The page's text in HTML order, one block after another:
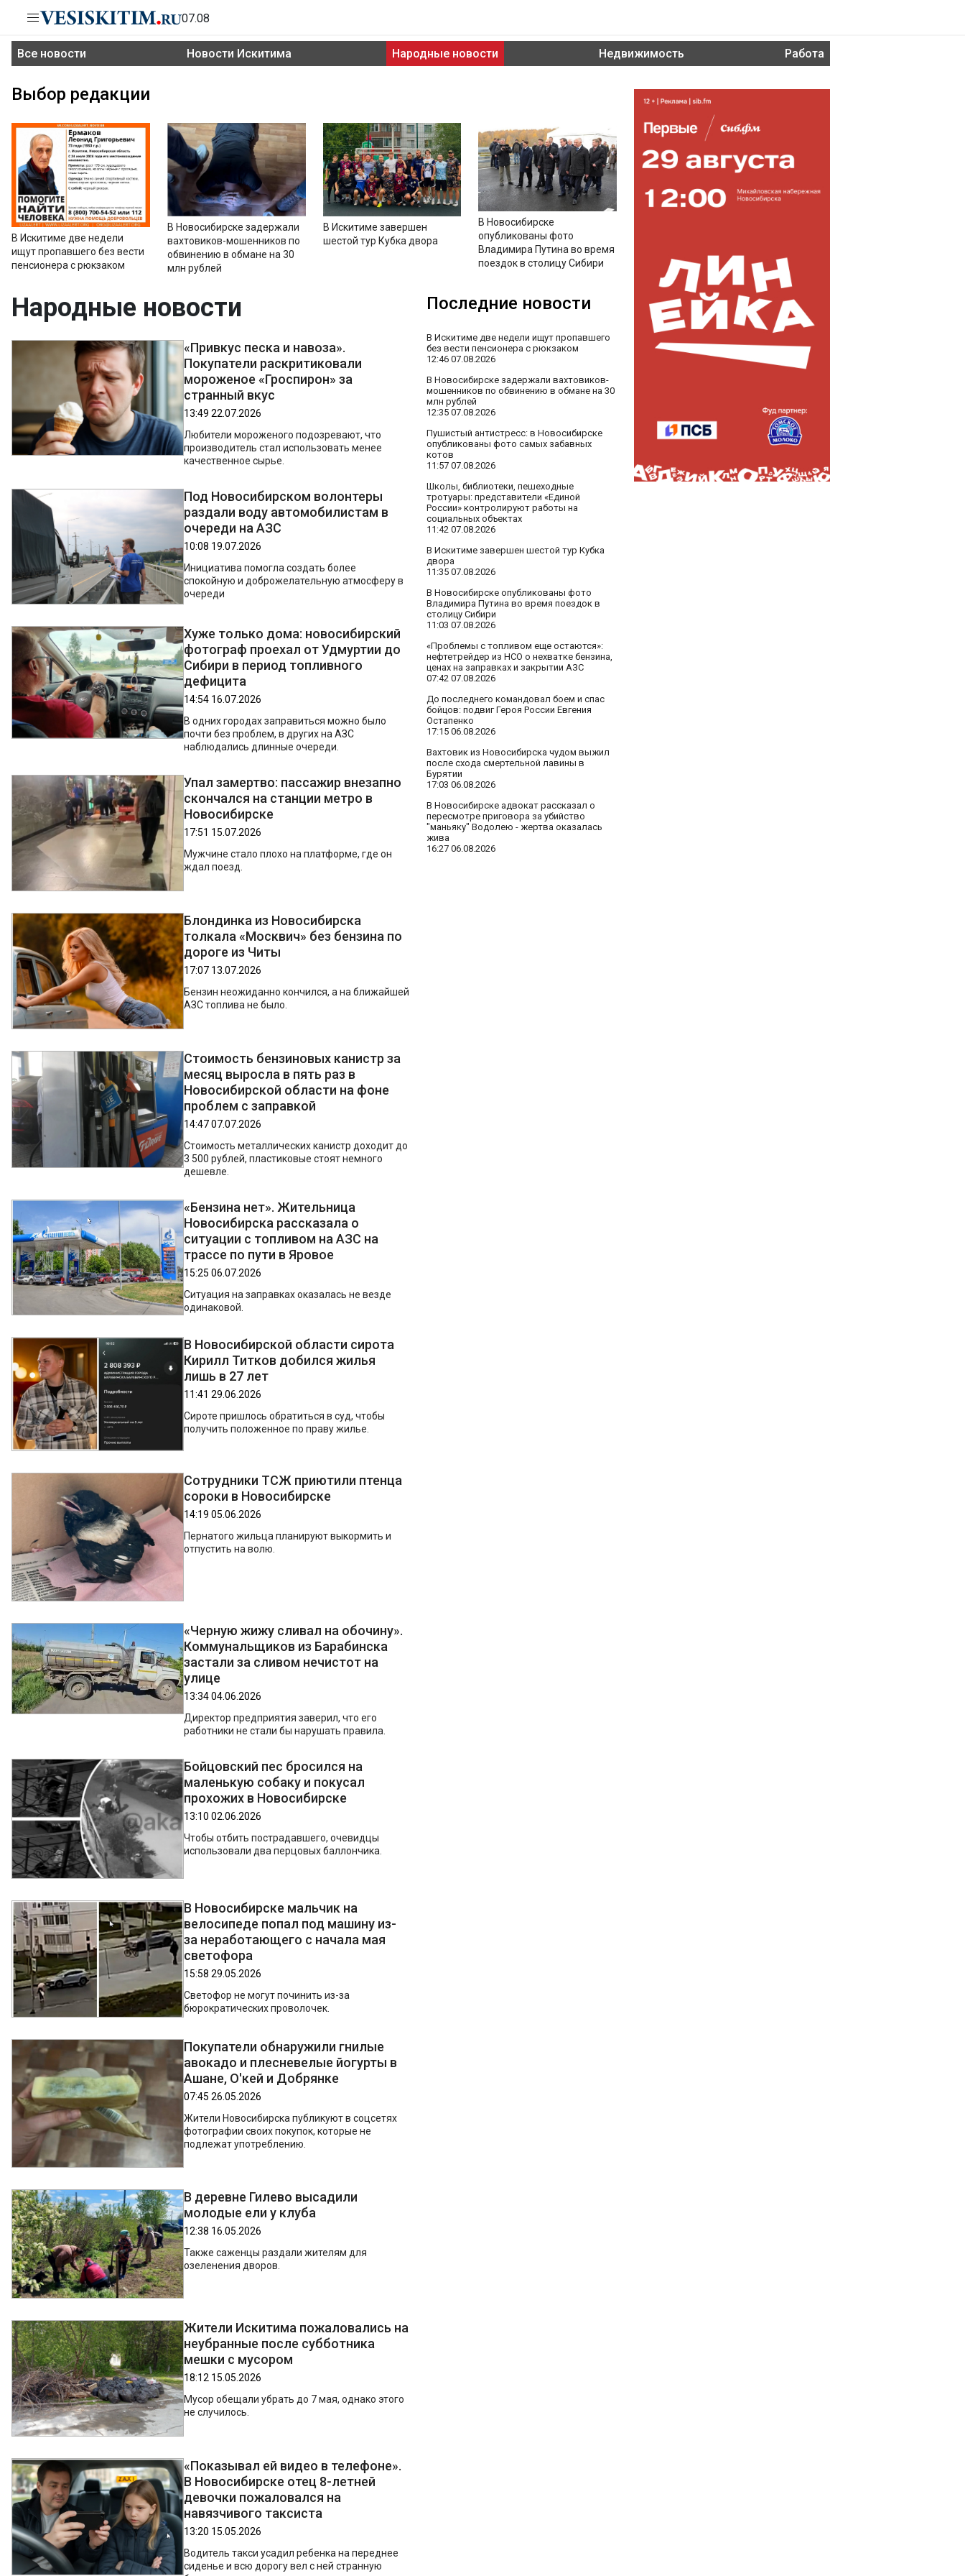
07.08
Все новости Новости Искитима Народные новости Недвижимость Работа
Выбор редакции
В Искитиме две недели
ищут пропавшего без вести
пенсионера с рюкзаком
В Новосибирске задержали
вахтовиков-мошенников по
обвинению в обмане на 30
млн рублей
В Искитиме завершен
шестой тур Кубка двора
В Новосибирске
опубликованы фото
Владимира Путина во время
поездок в столицу Сибири
Народные новости
«Привкус песка и навоза».
Покупатели раскритиковали
мороженое «Гроспирон» за
странный вкус
13:49 22.07.2026
Любители мороженого подозревают, что
производитель стал использовать менее
качественное сырье.
Под Новосибирском волонтеры
раздали воду автомобилистам в
очереди на АЗС
10:08 19.07.2026
Инициатива помогла создать более
спокойную и доброжелательную атмосферу в
очереди
Хуже только дома: новосибирский
фотограф проехал от Удмуртии до
Сибири в период топливного
дефицита
14:54 16.07.2026
В одних городах заправиться можно было
почти без проблем, в других на АЗС
наблюдались длинные очереди.
Упал замертво: пассажир внезапно
скончался на станции метро в
Новосибирске
17:51 15.07.2026
Мужчине стало плохо на платформе, где он
ждал поезд.
Блондинка из Новосибирска
толкала «Москвич» без бензина по
дороге из Читы
17:07 13.07.2026
Бензин неожиданно кончился, а на ближайшей
АЗС топлива не было.
Стоимость бензиновых канистр за
месяц выросла в пять раз в
Новосибирской области на фоне
проблем с заправкой
14:47 07.07.2026
Стоимость металлических канистр доходит до
3 500 рублей, пластиковые стоят немного
дешевле.
«Бензина нет». Жительница
Новосибирска рассказала о
ситуации с топливом на АЗС на
трассе по пути в Яровое
15:25 06.07.2026
Ситуация на заправках оказалась не везде
одинаковой.
В Новосибирской области сирота
Кирилл Титков добился жилья
лишь в 27 лет
11:41 29.06.2026
Сироте пришлось обратиться в суд, чтобы
получить положенное по праву жилье.
Сотрудники ТСЖ приютили птенца
сороки в Новосибирске
14:19 05.06.2026
Пернатого жильца планируют выкормить и
отпустить на волю.
«Черную жижу сливал на обочину».
Коммунальщиков из Барабинска
застали за сливом нечистот на
улице
13:34 04.06.2026
Директор предприятия заверил, что его
работники не стали бы нарушать правила.
Бойцовский пес бросился на
маленькую собаку и покусал
прохожих в Новосибирске
13:10 02.06.2026
Чтобы отбить пострадавшего, очевидцы
использовали два перцовых баллончика.
В Новосибирске мальчик на
велосипеде попал под машину из-
за неработающего с начала мая
светофора
15:58 29.05.2026
Светофор не могут починить из-за
бюрократических проволочек.
Покупатели обнаружили гнилые
авокадо и плесневелые йогурты в
Ашане, О'кей и Добрянке
07:45 26.05.2026
Жители Новосибирска публикуют в соцсетях
фотографии своих покупок, которые не
подлежат употреблению.
В деревне Гилево высадили
молодые ели у клуба
12:38 16.05.2026
Также саженцы раздали жителям для
озеленения дворов.
Жители Искитима пожаловались на
неубранные после субботника
мешки с мусором
18:12 15.05.2026
Мусор обещали убрать до 7 мая, однако этого
не случилось.
«Показывал ей видео в телефоне».
В Новосибирске отец 8-летней
девочки пожаловался на
навязчивого таксиста
13:20 15.05.2026
Водитель такси усадил ребенка на переднее
сиденье и всю дорогу вел с ней странную
Последние новости
В Искитиме две недели ищут пропавшего
без вести пенсионера с рюкзаком
12:46 07.08.2026
В Новосибирске задержали вахтовиков-
мошенников по обвинению в обмане на 30
млн рублей
12:35 07.08.2026
Пушистый антистресс: в Новосибирске
опубликованы фото самых забавных
котов
11:57 07.08.2026
Школы, библиотеки, пешеходные
тротуары: представители «Единой
России» контролируют работы на
социальных объектах
11:42 07.08.2026
В Искитиме завершен шестой тур Кубка
двора
11:35 07.08.2026
В Новосибирске опубликованы фото
Владимира Путина во время поездок в
столицу Сибири
11:03 07.08.2026
«Проблемы с топливом еще остаются»:
нефтетрейдер из НСО о нехватке бензина,
ценах на заправках и закрытии АЗС
07:42 07.08.2026
До последнего командовал боем и спас
бойцов: подвиг Героя России Евгения
Остапенко
17:15 06.08.2026
Вахтовик из Новосибирска чудом выжил
после схода смертельной лавины в
Бурятии
17:03 06.08.2026
В Новосибирске адвокат рассказал о
пересмотре приговора за убийство
"маньяку" Водолею - жертва оказалась
жива
16:27 06.08.2026